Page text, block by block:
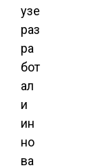
узе
раз
ра
бот
ал
и
ин
но
ва